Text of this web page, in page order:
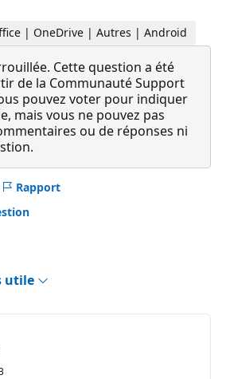
| OneDrive | Autres | Android
Cette question a été
de la Communauté Support
pouvez voter pour indiquer
mais vous ne pouvez pas
ou de réponses ni
Rapport
utile